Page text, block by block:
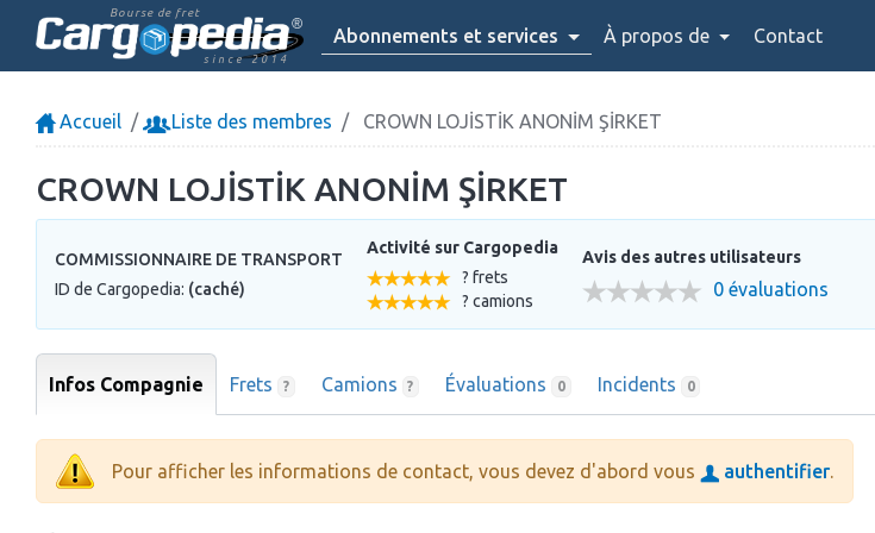
Bourse de fret
since 2014
Abonnements et services À propos de Contact
Accueil Liste des membres CROWN LOJİSTİK ANONİM ŞİRKET
CROWN LOJİSTİK ANONİM ŞİRKET
COMMISSIONNAIRE DE TRANSPORT
ID de Cargopedia: (caché)
Activité sur Cargopedia
? frets
? camions
Avis des autres utilisateurs
0 évaluations
Infos Compagnie Frets ? Camions ? Évaluations 0 Incidents 0
Pour afficher les informations de contact, vous devez d'abord vous authentifier.